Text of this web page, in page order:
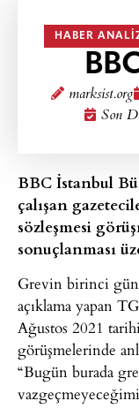
HABER
marksist.org
Son
BBC İstanbul
çalışan
sözleşmesi
sonuçlanması
Grevin birinci
açıklama yapan
Ağustos 2021
görüşmelerinde
“Bugün burada